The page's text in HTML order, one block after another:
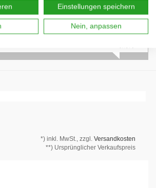
keine Bewertungen vorhanden.
*) inkl. MwSt., zzgl. Versandkosten
**) Ursprünglicher Verkaufspreis
Einstellungen speichern
Nein, anpassen